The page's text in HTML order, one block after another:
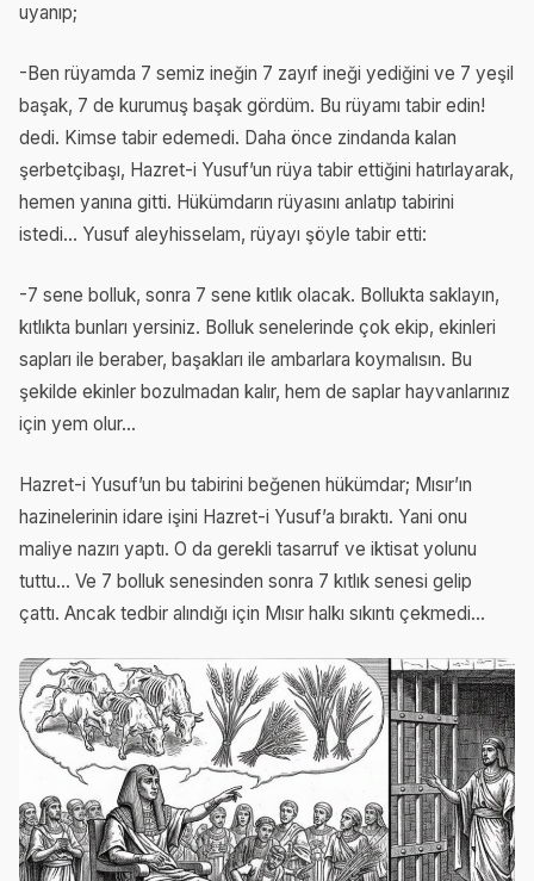
uyanıp;
-Ben rüyamda 7 semiz ineğin 7 zayıf ineği yediğini ve 7 yeşil
başak, 7 de kurumuş başak gördüm. Bu rüyamı tabir edin!
dedi. Kimse tabir edemedi. Daha önce zindanda kalan
şerbetçibaşı, Hazret-i Yusuf’un rüya tabir ettiğini hatırlayarak,
hemen yanına gitti. Hükümdarın rüyasını anlatıp tabirini
istedi... Yusuf aleyhisselam, rüyayı şöyle tabir etti:
-7 sene bolluk, sonra 7 sene kıtlık olacak. Bollukta saklayın,
kıtlıkta bunları yersiniz. Bolluk senelerinde çok ekip, ekinleri
sapları ile beraber, başakları ile ambarlara koymalısın. Bu
şekilde ekinler bozulmadan kalır, hem de saplar hayvanlarınız
için yem olur...
Hazret-i Yusuf’un bu tabirini beğenen hükümdar; Mısır’ın
hazinelerinin idare işini Hazret-i Yusuf’a bıraktı. Yani onu
maliye nazırı yaptı. O da gerekli tasarruf ve iktisat yolunu
tuttu... Ve 7 bolluk senesinden sonra 7 kıtlık senesi gelip
çattı. Ancak tedbir alındığı için Mısır halkı sıkıntı çekmedi...